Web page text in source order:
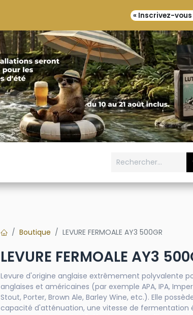
« Inscrivez-
Boutique LEVURE FERMOALE AY3 500GR
LEVURE FERMOALE AY3
Levure d'origine anglaise extrêmement polyvalente
anglaises et américaines (par exemple APA, IPA,
Stout, Porter, Brown Ale, Barley Wine, etc.). Elle
capacité d'atténuation, une vitesse de fermentation